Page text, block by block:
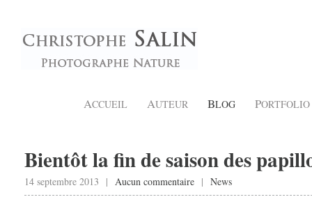
ACCUEIL AUTEUR BLOG PORTFOLIO
Bientôt la fin de saison des
14 septembre 2013 | Aucun commentaire | News